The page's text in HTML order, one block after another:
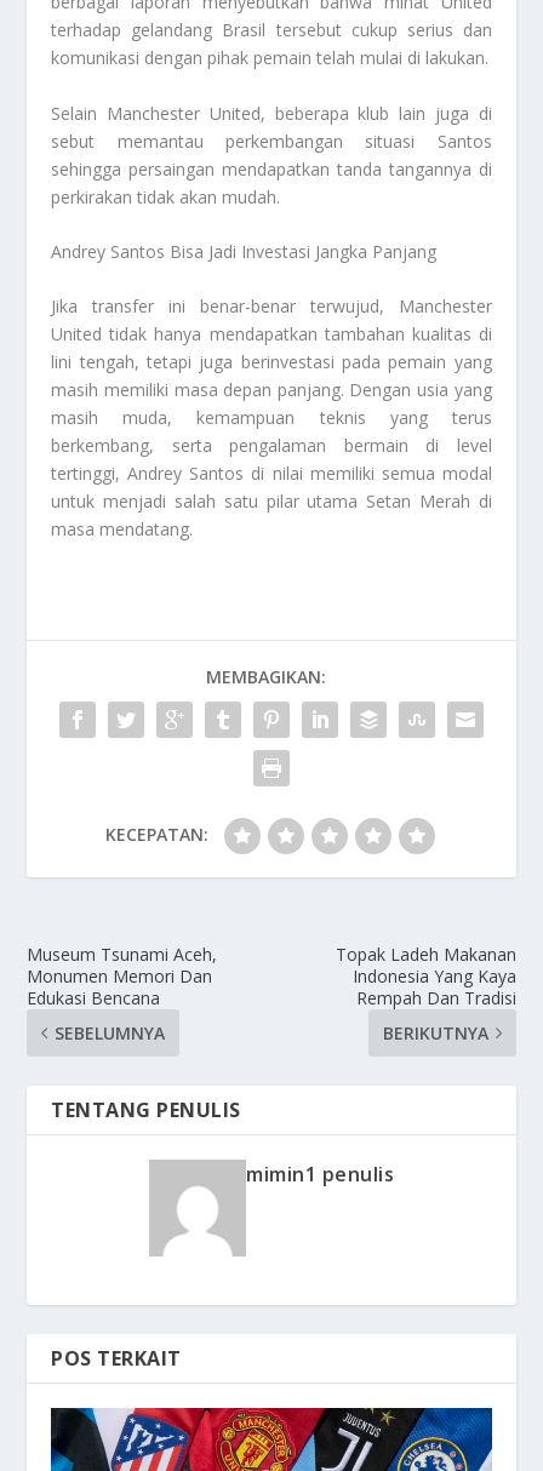
terhadap gelandang Brasil tersebut cukup serius dan
komunikasi dengan pihak pemain telah mulai di lakukan.
Selain Manchester United, beberapa klub lain juga di
sebut memantau perkembangan situasi Santos
sehingga persaingan mendapatkan tanda tangannya di
perkirakan tidak akan mudah.
Andrey Santos Bisa Jadi Investasi Jangka Panjang
Jika transfer ini benar-benar terwujud, Manchester
United tidak hanya mendapatkan tambahan kualitas di
lini tengah, tetapi juga berinvestasi pada pemain yang
masih memiliki masa depan panjang. Dengan usia yang
masih muda, kemampuan teknis yang terus
berkembang, serta pengalaman bermain di level
tertinggi, Andrey Santos di nilai memiliki semua modal
untuk menjadi salah satu pilar utama Setan Merah di
masa mendatang.
MEMBAGIKAN:
KECEPATAN:
Museum Tsunami Aceh,
Monumen Memori Dan
Edukasi Bencana
SEBELUMNYA
Topak Ladeh Makanan
Indonesia Yang Kaya
Rempah Dan Tradisi
BERIKUTNYA
TENTANG PENULIS
mimin1 penulis
POS TERKAIT